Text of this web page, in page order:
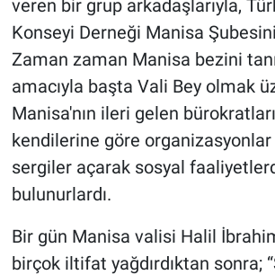
veren bir grup arkadaşlarıyla,
Konseyi Derneği Manisa
Zaman zaman Manisa bezini
amacıyla başta Vali Bey olmak
Manisa'nın ileri gelen
kendilerine göre organizasyonlar
sergiler açarak sosyal
bulunurlardı.
Bir gün Manisa valisi Halil
birçok iltifat yağdırdıktan sonra;